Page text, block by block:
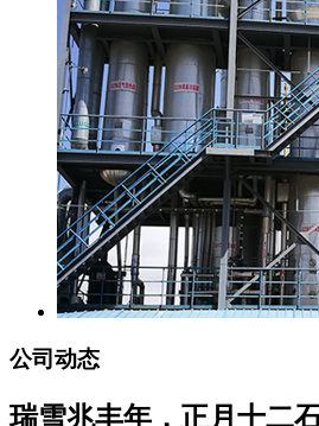
公司动态
瑞雪兆丰年，正月十二